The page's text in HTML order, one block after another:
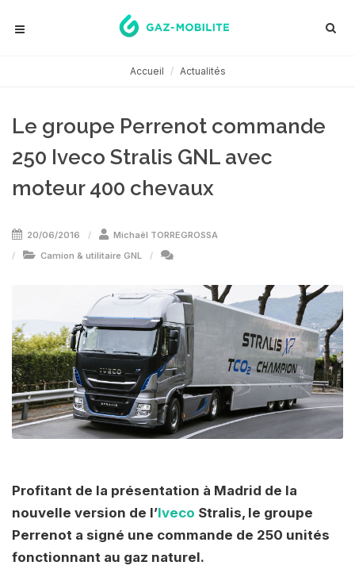
Accueil Actualités
Le groupe Perrenot commande
250 Iveco Stralis GNL avec
moteur 400 chevaux
20/06/2016
Michaël TORREGROSSA
Camion & utilitaire GNL
Profitant de la présentation à Madrid de la
nouvelle version de l’Iveco Stralis, le groupe
Perrenot a signé une commande de 250 unités
fonctionnant au gaz naturel.